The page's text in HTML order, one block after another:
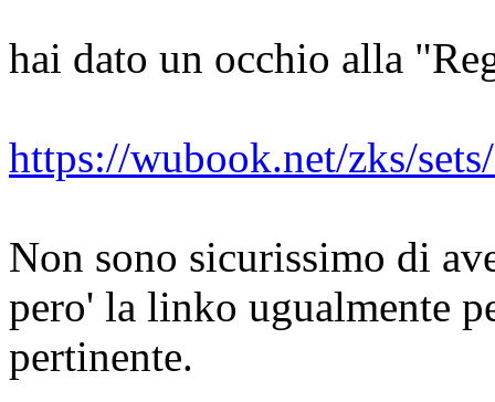
hai dato un occhio alla
https://wubook.net/zks/
Non sono sicurissimo di
pero' la linko ugualmente
pertinente.